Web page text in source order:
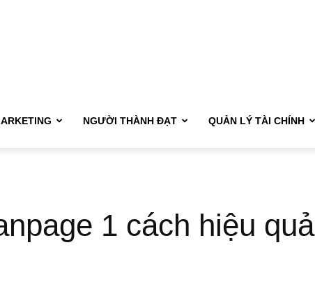
NGƯỜI THÀNH ĐẠT QUẢN LÝ TÀI CHÍNH
1 cách hiệu quả